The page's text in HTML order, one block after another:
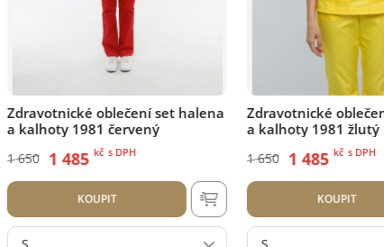
Zdravotnické oblečení set halena
a kalhoty 1981 žlutý
1 650 1 485 kč s DPH
KOUPIT
Zdravotnické
a kalhoty 1981
1 650 1 485 kč s DPH
KOUPIT